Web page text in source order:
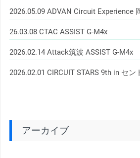
2026.05.09 ADVAN Circuit Experience
26.03.08 CTAC ASSIST G-M4x
2026.02.14 Attack筑波 ASSIST G-M4x
2026.02.01 CIRCUIT STARS 9th in セン
アーカイブ